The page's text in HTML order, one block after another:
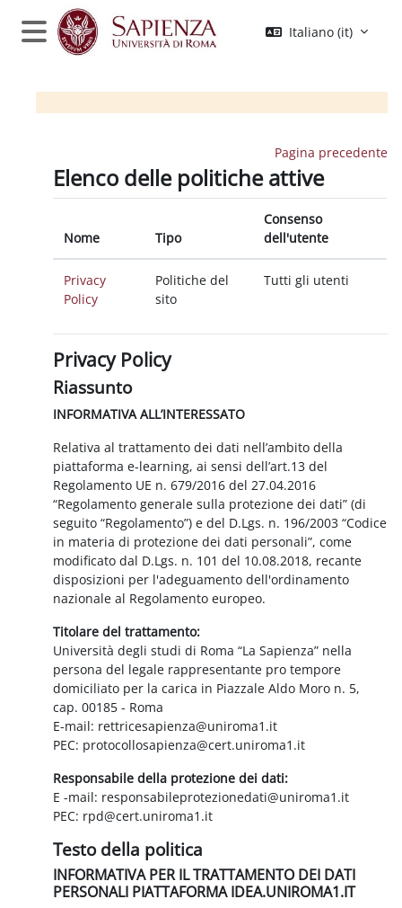
Vai al contenuto principale
Pannello laterale
Italiano ‎(it)‎
Pagina precedente
Elenco delle politiche attive
Nome Tipo
Consenso
dell'utente
Privacy
Policy
Politiche del
sito
Tutti gli utenti
Privacy Policy
Riassunto
INFORMATIVA ALL’INTERESSATO
Relativa al trattamento dei dati nell’ambito della
piattaforma e-learning, ai sensi dell’art.13 del
Regolamento UE n. 679/2016 del 27.04.2016
“Regolamento generale sulla protezione dei dati” (di
seguito “Regolamento”) e del D.Lgs. n. 196/2003 “Codice
in materia di protezione dei dati personali”, come
modificato dal D.Lgs. n. 101 del 10.08.2018, recante
disposizioni per l'adeguamento dell'ordinamento
nazionale al Regolamento europeo.
Titolare del trattamento:
Università degli studi di Roma “La Sapienza” nella
persona del legale rappresentante pro tempore
domiciliato per la carica in Piazzale Aldo Moro n. 5,
cap. 00185 - Roma
E-mail: rettricesapienza@uniroma1.it
PEC: protocollosapienza@cert.uniroma1.it
Responsabile della protezione dei dati:
E -mail: responsabileprotezionedati@uniroma1.it
PEC: rpd@cert.uniroma1.it
Testo della politica
INFORMATIVA PER IL TRATTAMENTO DEI DATI
PERSONALI PIATTAFORMA IDEA.UNIROMA1.IT